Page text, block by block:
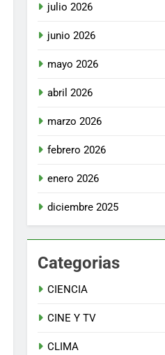
julio 2026
junio 2026
mayo 2026
abril 2026
marzo 2026
febrero 2026
enero 2026
diciembre 2025
Categorias
CIENCIA
CINE Y TV
CLIMA